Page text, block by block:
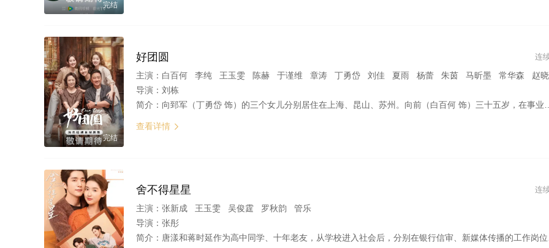
完结
完结
连
好团圆
主演： 白百何 李纯 王玉雯 陈赫 于谨维 章涛 丁勇岱 刘佳 夏雨 杨蕾 朱茵 马昕墨 常华森 赵晓璐 王圣迪 张静静 周德华 蔡卓音 刘贾玺 聂诗云 杨雨婷
导演： 刘栋
简介： 向郅军（丁勇岱 饰）的三个女儿分别居住在上海、昆山、苏州。向前（白百何 饰）三十五岁，在事业上已有较好发展。向中（李纯 饰）三十一岁，正在积极打拼奋斗；向南（王玉雯 饰）二十六岁，性格纯真烂漫。向家三个女儿的婚姻接连遭遇挫折，仨姐妹相互帮助、相互鼓劲。在父母的指导和劝解下，向前认清了老公的伪善，再次找到事业与人生的方向；向中摆脱了无理取闹的婆家，重拾经营婚姻的信心；向南也不再感到迷惘，对婚姻、对自己都有了更清醒成熟的认识。 本剧改编自豆瓣阅读连载小说《女神的当打之年》，作者朗朗。
查看详情 
连
舍不得星星
主演： 张新成 王玉雯 吴俊霆 罗秋韵 管乐
导演： 张彤
简介： 唐漾和蒋时延作为高中同学、十年老友，从学校进入社会后，分别在银行信审、新媒体传播的工作岗位上投入热情，尽心尽职。唐漾在小额贷工作中，帮助军烈属创业，蒋时延以军烈属自强不息的故事为素材，拍摄纪录片，引起广泛关注。在这个过程中，他们从青少年时期就培养出的信任、默契经受住了种种考验，并升华为真挚、美好的爱情，两人从曾经的同学、朋友进阶为恋人、伴侣，缔结爱情，组建家庭，携手相伴。